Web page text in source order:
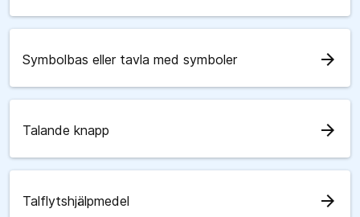
Symbolbas eller tavla med symboler arrow_forward
Talande knapp arrow_forward
Talflytshjälpmedel arrow_forward